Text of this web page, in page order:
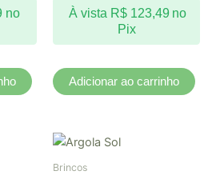
no
À vista R$123,49 no
Pix
Adicionar ao carrinho
Brincos